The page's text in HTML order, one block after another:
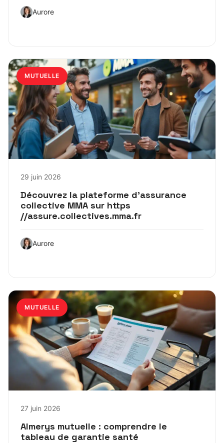
Aurore
MUTUELLE
29 juin 2026
Découvrez la plateforme d’assurance
collective MMA sur https
//assure.collectives.mma.fr
Aurore
MUTUELLE
27 juin 2026
Almerys mutuelle : comprendre le
tableau de garantie santé